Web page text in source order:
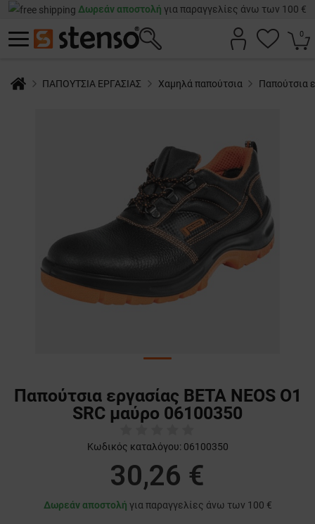
Δωρεάν αποστολή για παραγγελίες άνω των 100 €
0
ΠΑΠΟΥΤΣΙΑ ΕΡΓΑΣΙΑΣ Χαμηλά παπούτσια Παπούτσια
Παπούτσια εργασίας BETA NEOS O1
SRC μαύρο 06100350
Κωδικός καταλόγου: 06100350
30,26 €
Δωρεάν αποστολή για παραγγελίες άνω των 100 €